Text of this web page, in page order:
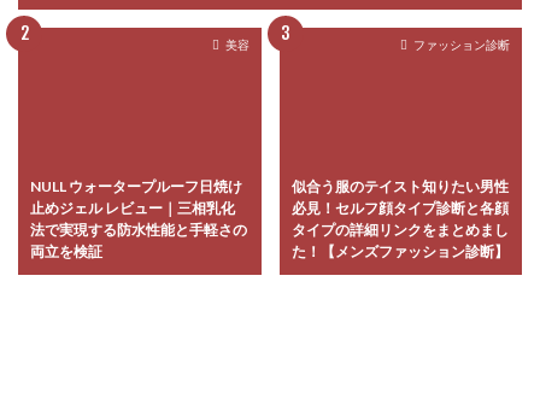
美容
NULL ウォータープルーフ日焼け
止めジェル レビュー｜三相乳化
法で実現する防水性能と手軽さの
両立を検証
ファッション診断
似合う服のテイスト知りたい男性
必見！セルフ顔タイプ診断と各顔
タイプの詳細リンクをまとめまし
た！【メンズファッション診断】